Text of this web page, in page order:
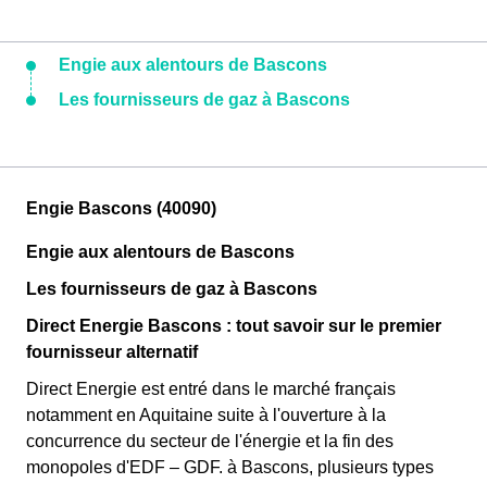
Engie aux alentours de Bascons
Les fournisseurs de gaz à Bascons
Engie Bascons (40090)
Engie aux alentours de Bascons
Les fournisseurs de gaz à Bascons
Direct Energie Bascons : tout savoir sur le premier
fournisseur alternatif
Direct Energie est entré dans le marché français
notamment en Aquitaine suite à l'ouverture à la
concurrence du secteur de l'énergie et la fin des
monopoles d'EDF – GDF. à Bascons, plusieurs types